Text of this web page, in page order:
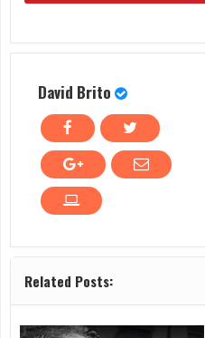
David Brito
Related Posts: